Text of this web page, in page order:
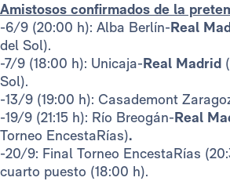
Amistosos confirmados de la
-6/9 (20:00 h): Alba Berlín-Real
del Sol).
-7/9 (18:00 h): Unicaja-Real Madrid
Sol).
-13/9 (19:00 h): Casademont
-19/9 (21:15 h): Río Breogán-Real
Torneo EncestaRías).
-20/9: Final Torneo EncestaRías
cuarto puesto (18:00 h).